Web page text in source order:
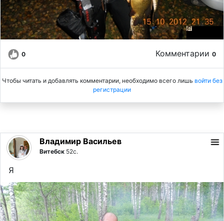
0 Комментарии 0
Чтобы читать и добавлять комментарии, необходимо всего лишь войти без
регистрации
Владимир Васильев
Витебск 52с.
Я